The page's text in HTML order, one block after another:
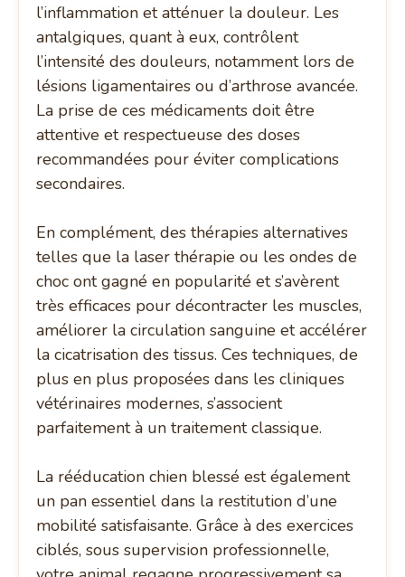
l’inflammation et atténuer la douleur. Les
antalgiques, quant à eux, contrôlent
l’intensité des douleurs, notamment lors de
lésions ligamentaires ou d’arthrose avancée.
La prise de ces médicaments doit être
attentive et respectueuse des doses
recommandées pour éviter complications
secondaires.
En complément, des thérapies alternatives
telles que la laser thérapie ou les ondes de
choc ont gagné en popularité et s’avèrent
très efficaces pour décontracter les muscles,
améliorer la circulation sanguine et accélérer
la cicatrisation des tissus. Ces techniques, de
plus en plus proposées dans les cliniques
vétérinaires modernes, s’associent
parfaitement à un traitement classique.
La rééducation chien blessé est également
un pan essentiel dans la restitution d’une
mobilité satisfaisante. Grâce à des exercices
ciblés, sous supervision professionnelle,